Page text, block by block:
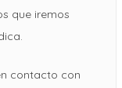
que iremos
contacto con